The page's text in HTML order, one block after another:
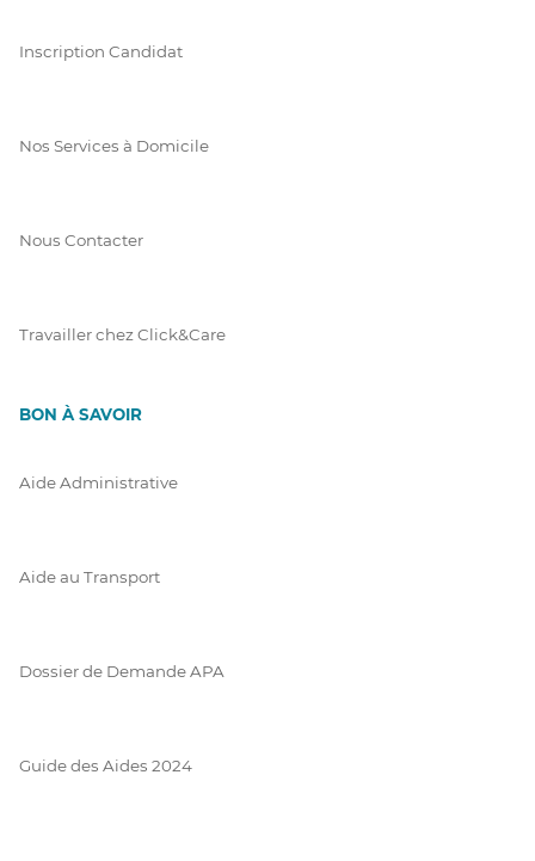
Inscription Candidat
Nos Services à Domicile
Nous Contacter
Travailler chez Click&Care
BON À SAVOIR
Aide Administrative
Aide au Transport
Dossier de Demande APA
Guide des Aides 2024